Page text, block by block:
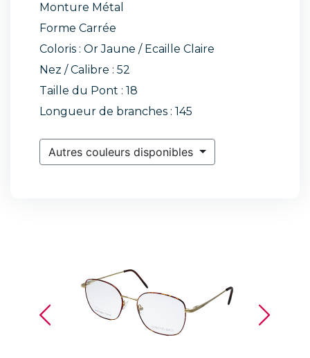
Monture Métal
Forme Carrée
Coloris : Or Jaune / Ecaille Claire
Nez / Calibre : 52
Taille du Pont : 18
Longueur de branches : 145
Autres couleurs disponibles